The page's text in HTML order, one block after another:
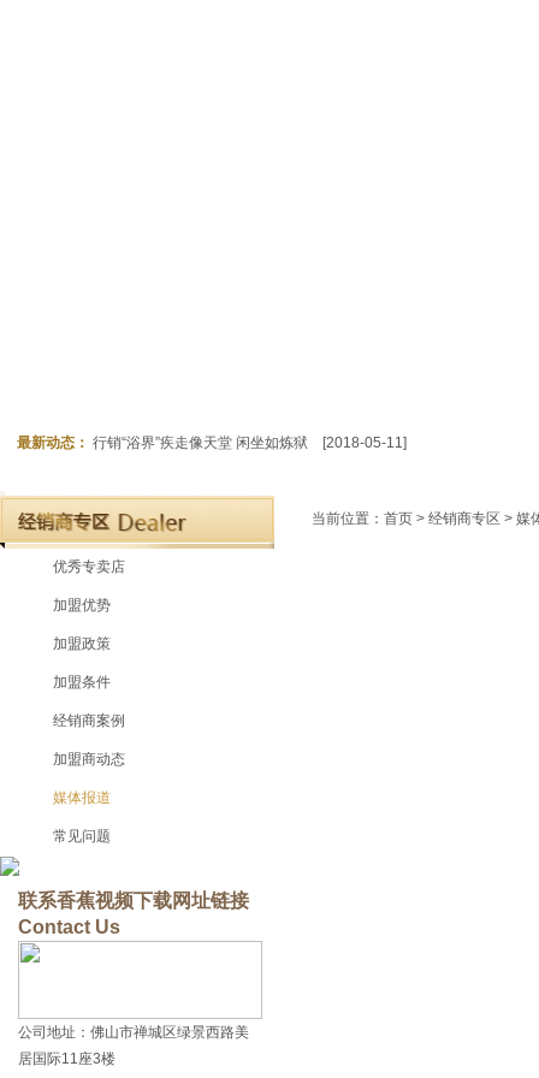
最新动态： 行销“浴界”疾走像天堂 闲坐如炼狱 [2018-05-11]
优秀专卖店
加盟优势
加盟政策
加盟条件
经销商案例
加盟商动态
媒体报道
常见问题
联系香蕉视频下载网址链接
Contact Us
公司地址：佛山市禅城区绿景西路美
居国际11座3楼
当前位置： 首页 > 经销商专区 > 媒